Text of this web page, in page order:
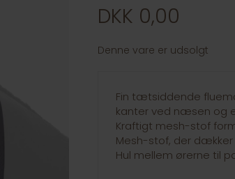
DKK 0,00
Denne vare er udsolgt
Fin tætsiddende
kanter ved næsen og
Kraftigt mesh-stof
Mesh-stof, der dækker
Hul mellem ørerne til